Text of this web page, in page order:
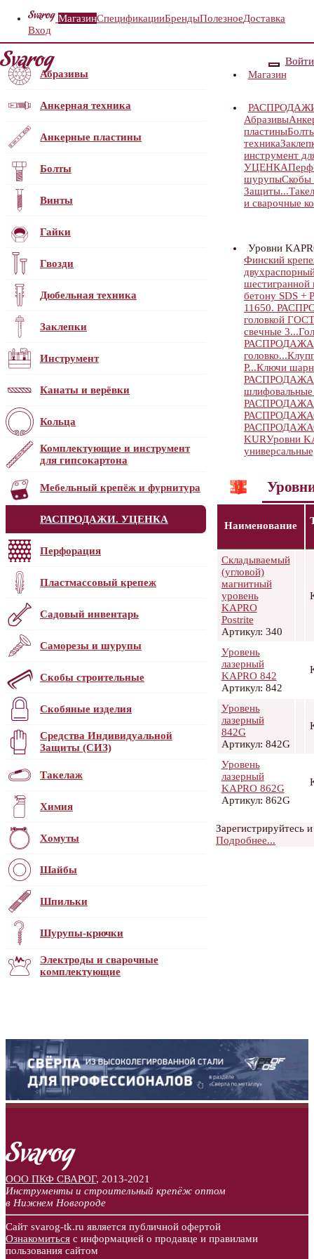
МагазинСпецификацииБрендыПолезноеДоставка
Вход
Войти
Абразивы
Анкерная техника
Анкерные пластины
Болты
Винты
Гайки
Гвозди
Дюбельная техника
Заклепки
Инструмент
Канаты и верёвки
Кольца
Комплектующие и инструмент
для гипсокартона
Мебельный крепёж и фурнитура
РАСПРОДАЖИ. УЦЕНКА
Перфорация
Пластмассовый крепеж
Садовый инвентарь
Саморезы и шурупы
Скобы строительные
Скобяные изделия
Средства Индивидуальной
Защиты (СИЗ)
Такелаж
Химия
Хомуты
Шайбы
Шпильки
Шурупы-крючки
Электроды и сварочные
комплектующие
Магазин
Абразивы
пластины
техника
инструмент
УЦЕНКА
шурупыСкобы
Защиты...
и сварочные
Уровни
Финский
шестигранной
бетону SDS
11650.
головкой
свечные 3...
РАСПРОДАЖА
головко...
Р...Ключи
РАСПРОДАЖА
РАСПРОДАЖА
РАСПРОДАЖА
РАСПРОДАЖА
KURУровни
Наименование
Складываемый
(угловой)
магнитный
уровень
KAPRO
Postrite
Артикул: 340
Уровень
лазерный
KAPRO 842
Артикул: 842
Уровень
лазерный
842G
Артикул: 842G
Уровень
лазерный
KAPRO 862G
Артикул: 862G
Зарегистрируйтесь
Подробнее...
ООО ПКФ СВАРОГ, 2013-2021
Инструменты и строительный крепёж оптом
в Нижнем Новгороде
Сайт svarog-tk.ru является публичной офертой
Ознакомиться с информацией о продавце и правилами
пользования сайтом